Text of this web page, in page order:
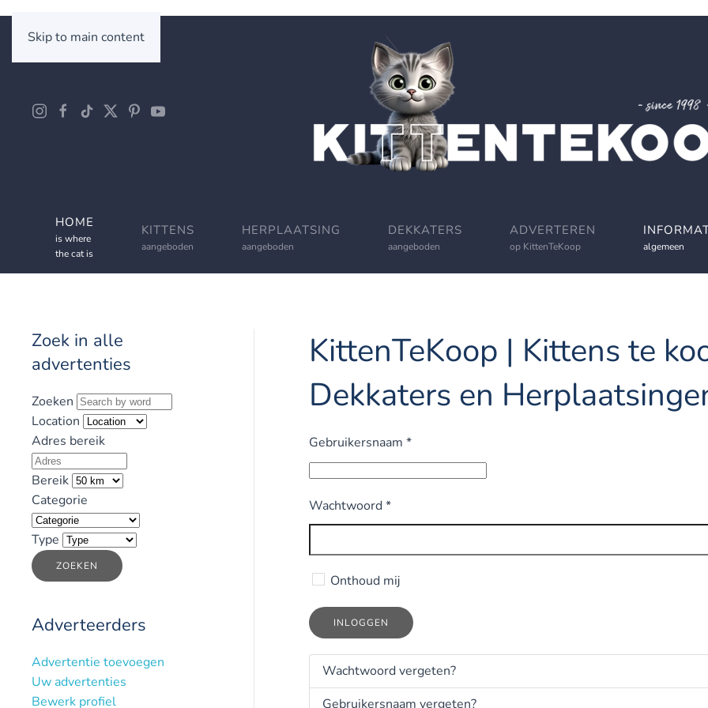
Skip to main content
HOME
is where
the cat is
KITTENS
aangeboden
HERPLAATSING
aangeboden
DEKKATERS
aangeboden
ADVERTEREN
op KittenTeKoop algemeen
KittenTeKoop | Kittens te
Dekkaters en
Gebruikersnaam *
Wachtwoord *
Onthoud mij
INLOGGEN
Wachtwoord vergeten?
Gebruikersnaam vergeten?
Zoek in alle
advertenties
Zoeken
Location
Adres bereik
Bereik
Categorie
Type
ZOEKEN
Adverteerders
Advertentie toevoegen
Uw advertenties
Bewerk profiel